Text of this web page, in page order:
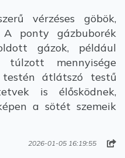
vérzéses göbök,
A ponty gázbuborék
gázok, például
mennyisége
átlátszó testű
is élősködnek,
a sötét szemeik
2026-01-05 16:19:55